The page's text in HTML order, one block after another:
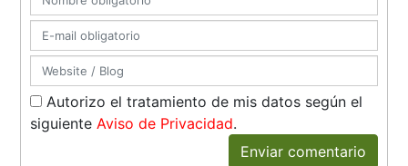
Autorizo el tratamiento de mis datos según el
siguienteAviso de Privacidad.
Enviar comentario